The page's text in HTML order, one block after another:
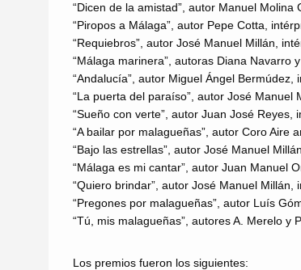
“Dicen de la amistad”, autor Manuel
“Piropos a Málaga”, autor Pepe Cotta,
“Requiebros”, autor José Manuel Millán,
“Málaga marinera”, autoras Diana Navarro
“Andalucía”, autor Miguel Ángel Bermúdez,
“La puerta del paraíso”, autor José Manuel
“Sueño con verte”, autor Juan José Reyes,
“A bailar por malagueñas”, autor Coro Aire
“Bajo las estrellas”, autor José Manuel
“Málaga es mi cantar”, autor Juan Manuel
“Quiero brindar”, autor José Manuel
“Pregones por malagueñas”, autor Luís
“Tú, mis malagueñas”, autores A. Merelo y
Los premios fueron los siguientes: